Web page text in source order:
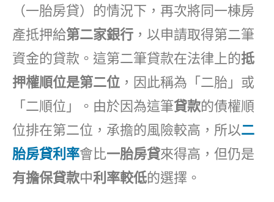
（一胎房貸）的情況下，再次將同一棟房
產抵押給第二家銀行 ，以申請取得第二筆
資金的貸款。這第二筆貸款在法律上的抵
押權順位是第二位 ，因此稱為「二胎」或
「二順位」。由於因為這筆貸款的債權順
位排在第二位，承擔的風險較高，所以二
胎房貸利率會比一胎房貸來得高，但仍是
有擔保貸款中利率較低的選擇。